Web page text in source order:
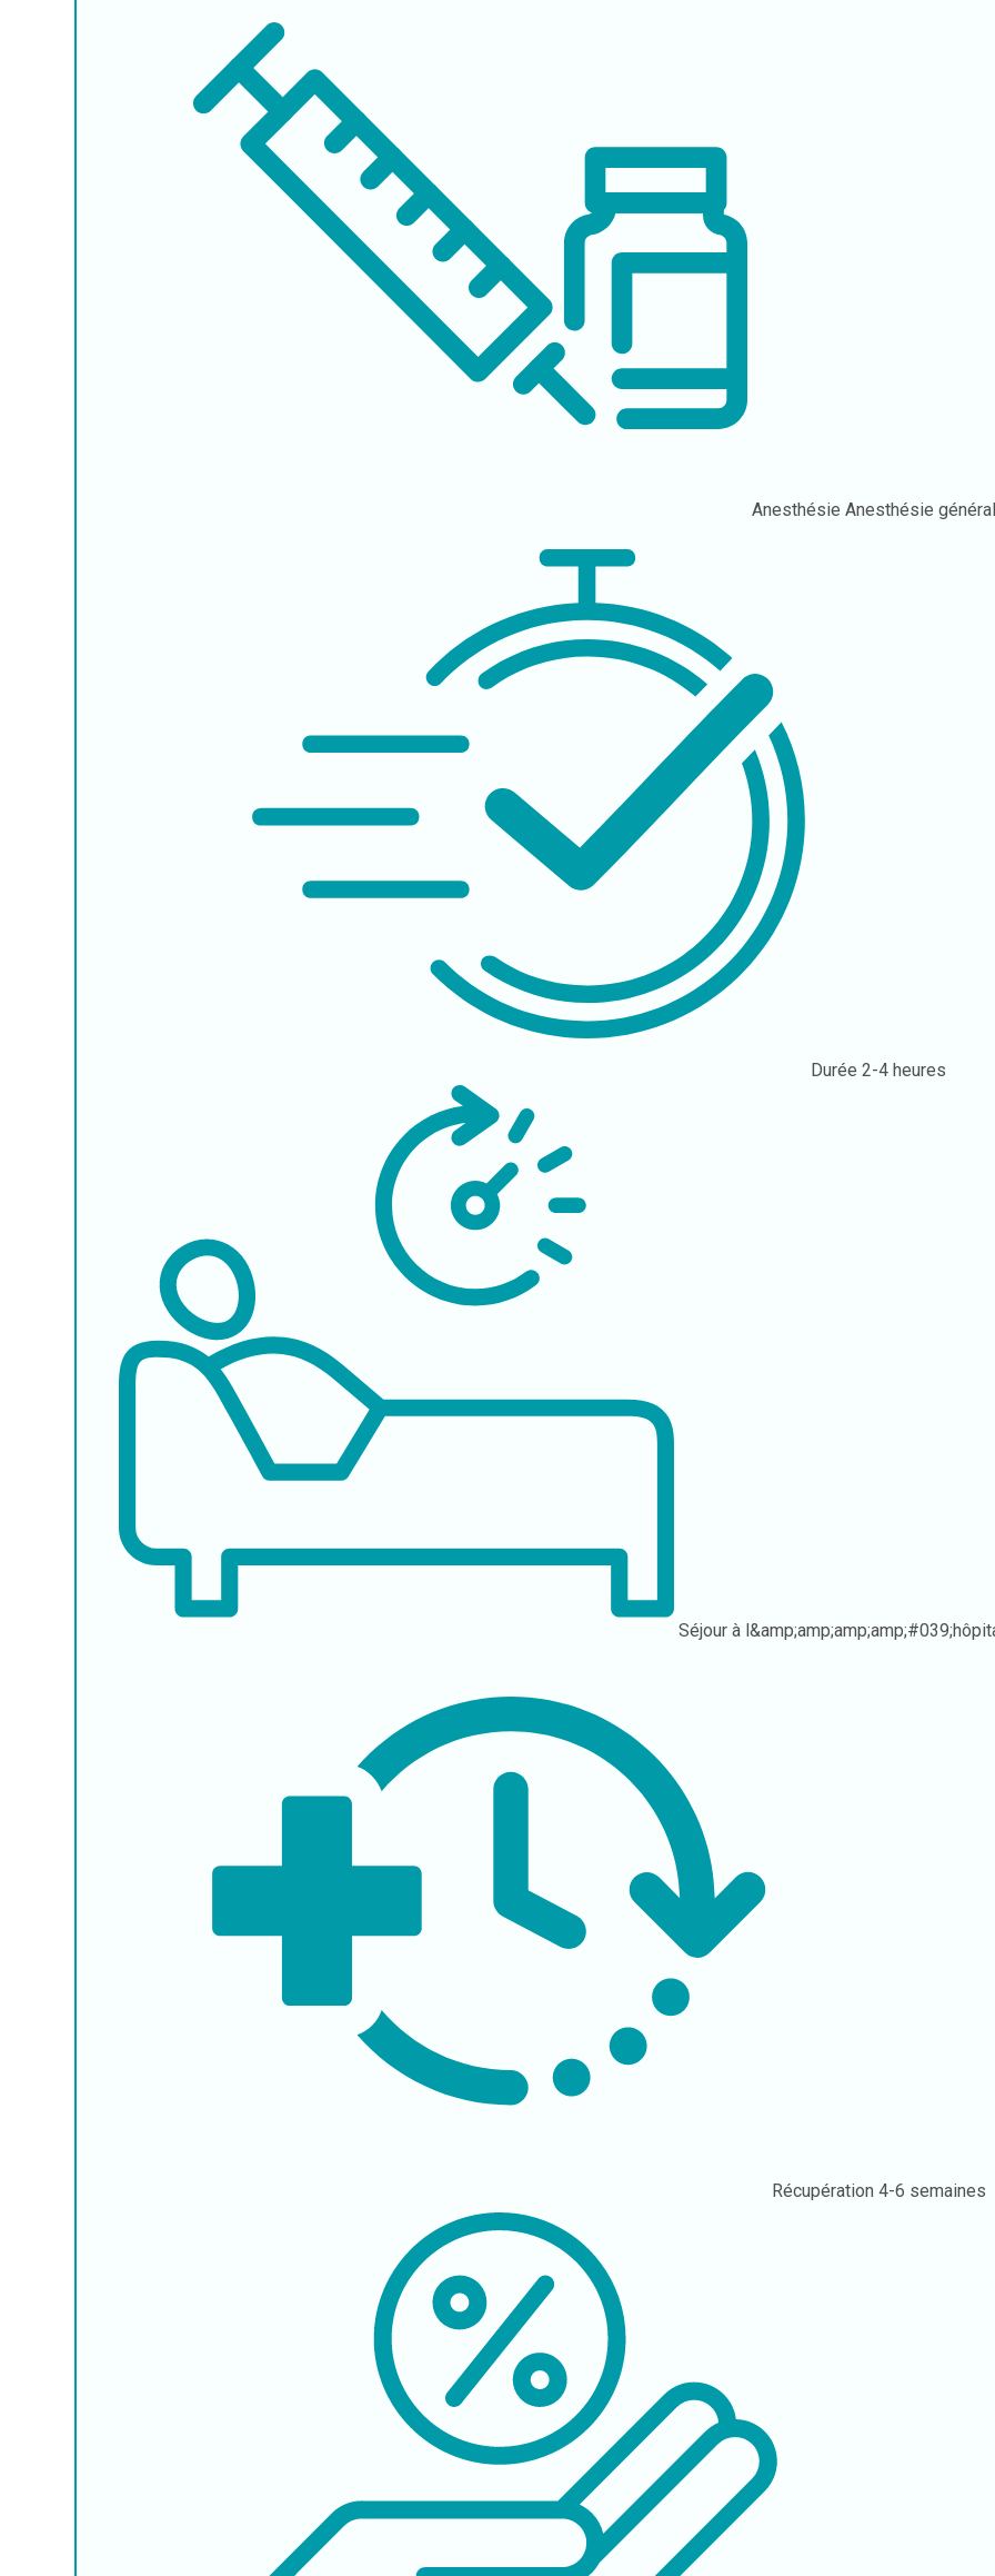
Anesthésie Anesthésie
Durée2-4 heures
Séjour à
Récupération 4-6 semaines